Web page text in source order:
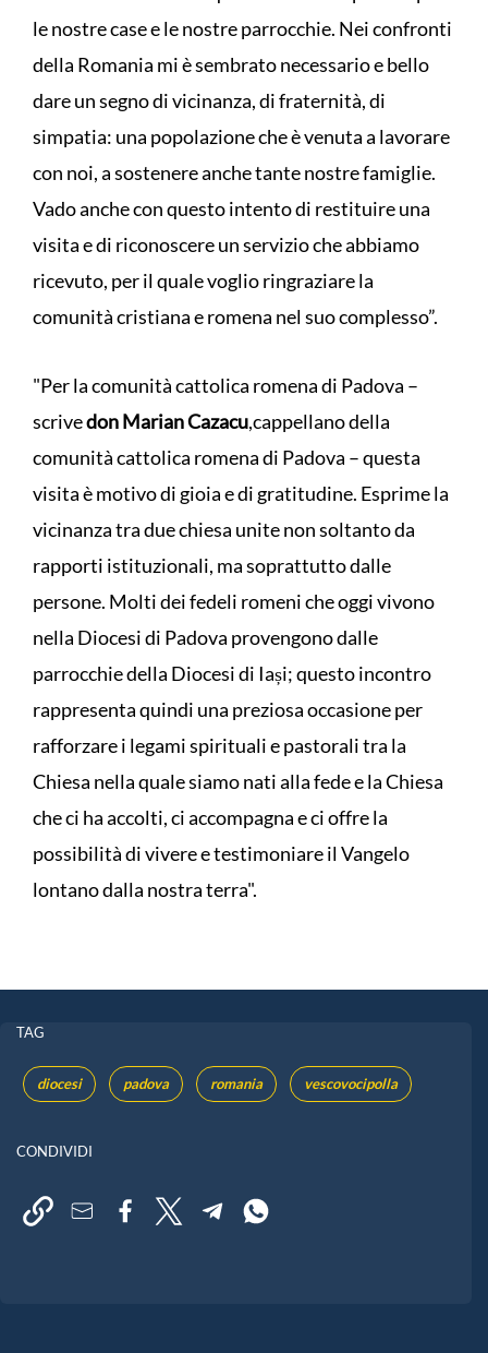
le nostre case e le nostre parrocchie. Nei confronti
della Romania mi è sembrato necessario e bello
dare un segno di vicinanza, di fraternità, di
simpatia: una popolazione che è venuta a lavorare
con noi, a sostenere anche tante nostre famiglie.
Vado anche con questo intento di restituire una
visita e di riconoscere un servizio che abbiamo
ricevuto, per il quale voglio ringraziare la
comunità cristiana e romena nel suo complesso”.
"Per la comunità cattolica romena di Padova –
scrivedon Marian Cazacu,cappellano della
comunità cattolica romena di Padova – questa
visita è motivo di gioia e di gratitudine. Esprime la
vicinanza tra due chiesa unite non soltanto da
rapporti istituzionali, ma soprattutto dalle
persone. Molti dei fedeli romeni che oggi vivono
nella Diocesi di Padova provengono dalle
parrocchie della Diocesi di Iași; questo incontro
rappresenta quindi una preziosa occasione per
rafforzare i legami spirituali e pastorali tra la
Chiesa nella quale siamo nati alla fede e la Chiesa
che ci ha accolti, ci accompagna e ci offre la
possibilità di vivere e testimoniare il Vangelo
lontano dalla nostra terra".
TAG
diocesi padova romania vescovocipolla
CONDIVIDI